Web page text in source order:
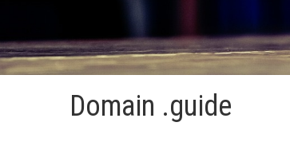
Domain .guide